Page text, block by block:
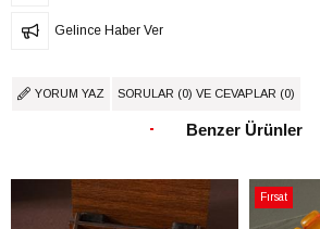
Gelince Haber Ver
YORUM YAZ SORULAR (0) VE CEVAPLAR (0)
Benzer Ürünler
Fırsat
Ürünü